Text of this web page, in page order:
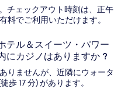
チェックアウト時刻は、正午
料でご利用いただけます。
テル＆スイーツ・パワー
にカジノはありますか ?
りませんが、近隣にウォータ
歩 17 分) があります。